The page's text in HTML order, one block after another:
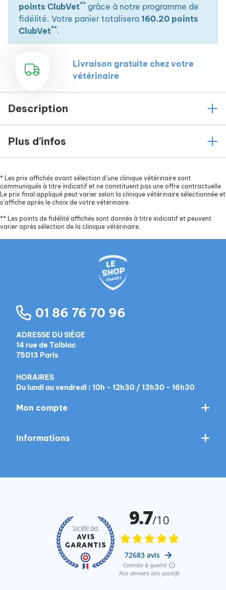
et après une compétition.
points ClubVet** grâce à notre programme de
fidélité. Votre panier totalisera 160.20 points
ClubVet**.
Livraison gratuite chez votre
vétérinaire
Description
Plus d'infos
* Les prix affichés avant sélection d’une clinique vétérinaire sont
communiqués à titre indicatif et ne constituent pas une offre contractuelle.
Le prix final appliqué peut varier selon la clinique vétérinaire sélectionnée et
s’affiche après le choix de votre vétérinaire.
** Les points de fidélité affichés sont donnés à titre indicatif et peuvent
varier après sélection de la clinique vétérinaire.
01 86 76 70 96
ADRESSE DU SIÈGE
14 rue de Tolbiac
75013 Paris
HORAIRES
Du lundi au vendredi : 10h - 12h30 / 13h30 - 16h30
Mon compte
Informations